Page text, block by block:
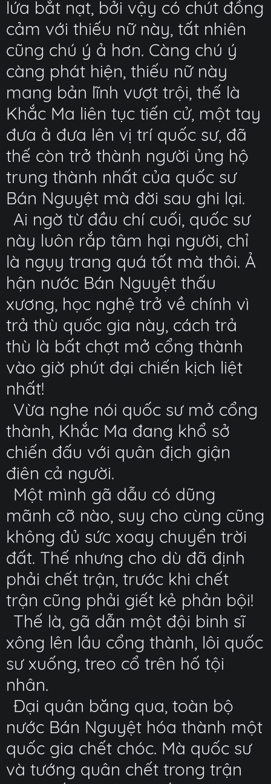
lứa bắt nạt, bởi vậy có chút đồng
cảm với thiếu nữ này, tất nhiên
cũng chú ý ả hơn. Càng chú ý
càng phát hiện, thiếu nữ này
mang bản lĩnh vượt trội, thế là
Khắc Ma liên tục tiến cử, một tay
đưa ả đưa lên vị trí quốc sư, đã
thế còn trở thành người ủng hộ
trung thành nhất của quốc sư
Bán Nguyệt mà đời sau ghi lại.
Ai ngờ từ đầu chí cuối, quốc sư
này luôn rắp tâm hại người, chỉ
là ngụy trang quá tốt mà thôi. Ả
hận nước Bán Nguyệt thấu
xương, học nghệ trở về chính vì
trả thù quốc gia này, cách trả
thù là bất chợt mở cổng thành
vào giờ phút đại chiến kịch liệt
nhất!
Vừa nghe nói quốc sư mở cổng
thành, Khắc Ma đang khổ sở
chiến đấu với quân địch giận
điên cả người.
Một mình gã dẫu có dũng
mãnh cỡ nào, suy cho cùng cũng
không đủ sức xoay chuyển trời
đất. Thế nhưng cho dù đã định
phải chết trận, trước khi chết
trận cũng phải giết kẻ phản bội!
Thế là, gã dẫn một đội binh sĩ
xông lên lầu cổng thành, lôi quốc
sư xuống, treo cổ trên hố tội
nhân.
Đại quân băng qua, toàn bộ
nước Bán Nguyệt hóa thành một
quốc gia chết chóc. Mà quốc sư
và tướng quân chết trong trận